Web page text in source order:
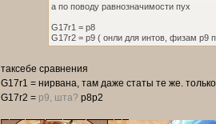
а по поводу равнозначимости пух
G17r1 = р8
G17r2 = р9 ( онли для интов, физам р9
таксебе сравнения
G17r1 = нирвана, там даже статы те же.
G17r2 = р9, шта? р8р2